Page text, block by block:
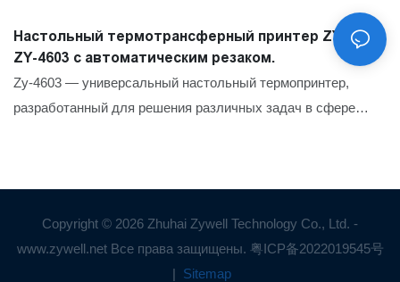
Настольный термотрансферный принтер ZYWELL
ZY-4603 с автоматическим резаком.
Zy-4603 — универсальный настольный термопринтер,
разработанный для решения различных задач в сфере
Copyright © 2026 Zhuhai Zywell Technology Co., Ltd. -
www.zywell.net Все права защищены. 粤ICP备2022019545号
| Sitemap